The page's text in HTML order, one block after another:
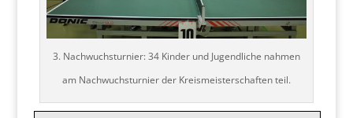
3. Nachwuchsturnier: 34 Kinder und Jugendliche nahmen
am Nachwuchsturnier der Kreismeisterschaften teil.